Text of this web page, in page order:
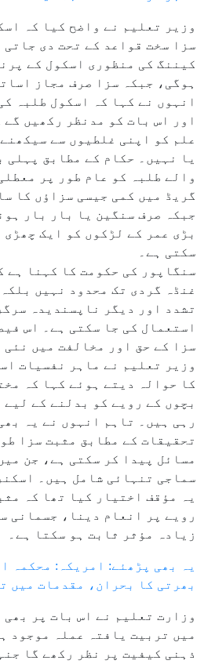
وزیر تعلیم نے واضح کیا کہ
سزا سخت قواعد کے تحت دی جاتی
کیننگ کی منظوری اسکول کے
ہوگی، جبکہ سزا صرف مجاز
انہوں نے کہا کہ اسکول طلبہ
اور اس بات کو مدنظر رکھیں
علم کو اپنی غلطیوں سے
یا نہیں۔ حکام کے مطابق پہلی
والے طلبہ کو عام طور پر
گریڈ میں کمی جیسی سزاؤں کا
جبکہ صرف سنگین یا بار بار
بڑی عمر کے لڑکوں کو ایک چھڑی
سکتی ہے۔
سنگاپور کی حکومت کا کہنا ہے
غنڈہ گردی تک محدود نہیں
تشدد اور دیگر ناپسندیدہ
استعمال کی جا سکتی ہے۔ اس
سزا کے حق اور مخالفت میں نئی
وزیر تعلیم نے ماہر نفسیات
کا حوالہ دیتے ہوئے کہا کہ
بچوں کے رویے کو بدلنے کے
رہی ہیں۔ تاہم انہوں نے یہ
تحقیقات کے مطابق مثبت سزا
مسائل پیدا کر سکتی ہے، جن
سماجی تنہائی شامل ہیں۔
یہ مؤقف اختیار کیا تھا کہ
رویے پر انعام دینا، جسمانی
زیادہ مؤثر ثابت ہو سکتا ہے۔
یہ بھی پڑھئے: امریکہ: محکمہ
بھرتی کا بحران، مقدمات میں
وزارت تعلیم نے اس بات پر
میں تربیت یافتہ عملہ موجود
ذہنی کیفیت پر نظر رکھے گا